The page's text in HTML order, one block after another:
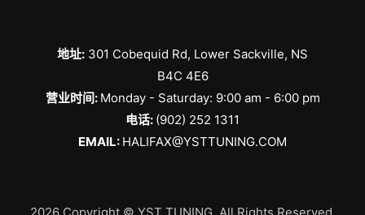
地址: 301 Cobequid Rd, Lower Sackville, NS
B4C 4E6
​营业时间: Monday - Saturday: 9:00 am - 6:00 pm
电话: (902) 252 1311
EMAIL: HALIFAX@YSTTUNING.COM